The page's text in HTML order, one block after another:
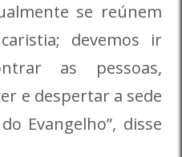
se reúnem
devemos ir
as pessoas,
e despertar a sede
Evangelho”, disse